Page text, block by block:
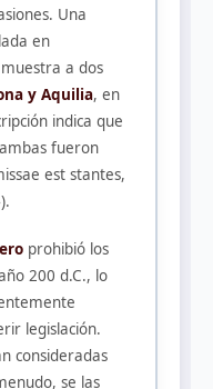
Una
en
a dos
y Aquilia, en
indica que
fueron
est stantes,
prohibió los
200 d.C., lo
legislación.
consideradas
se las